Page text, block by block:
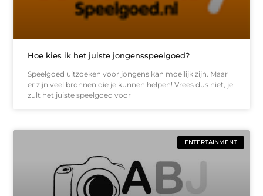
Hoe kies ik het juiste jongensspeelgoed?
Speelgoed uitzoeken voor jongens kan moeilijk zijn. Maar
er zijn veel bronnen die je kunnen helpen! Vrees dus niet, je
zult het juiste speelgoed voor
ENTERTAINMENT